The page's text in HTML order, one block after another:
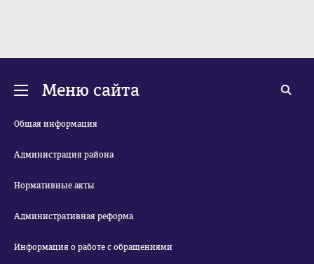
Меню сайта
Общая информация
Администрация района
Нормативные акты
Административная реформа
Информация о работе с обращениями